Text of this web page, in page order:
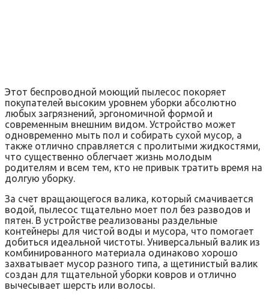
Этот беспроводной моющий пылесос покоряет
покупателей высоким уровнем уборки абсолютно
любых загрязнений, эргономичной формой и
современным внешним видом. Устройство может
одновременно мыть пол и собирать сухой мусор, а
также отлично справляется с пролитыми жидкостями,
что существенно облегчает жизнь молодым
родителям и всем тем, кто не привык тратить время на
долгую уборку.
За счет вращающегося валика, который смачивается
водой, пылесос тщательно моет пол без разводов и
пятен. В устройстве реализованы раздельные
контейнеры для чистой воды и мусора, что помогает
добиться идеальной чистоты. Универсальный валик из
комбинированного материала одинаково хорошо
захватывает мусор разного типа, а щетинистый валик
создан для тщательной уборки ковров и отлично
вычесывает шерсть или волосы.